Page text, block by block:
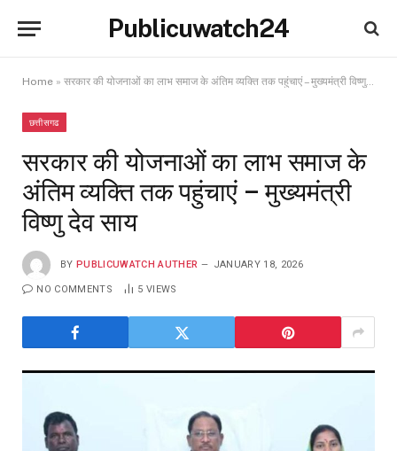
Publicuwatch24
Home » सरकार की योजनाओं का लाभ समाज के अंतिम व्यक्ति तक पहुंचाएं – मुख्यमंत्री विष्णु देव साय
छत्तीसगढ
सरकार की योजनाओं का लाभ समाज के
अंतिम व्यक्ति तक पहुंचाएं – मुख्यमंत्री
विष्णु देव साय
BY PUBLICUWATCH AUTHER JANUARY 18, 2026
NO COMMENTS 5 VIEWS